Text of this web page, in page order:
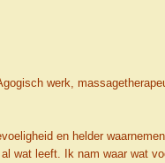
werk,
en helder
wat leeft. Ik nam waar wat